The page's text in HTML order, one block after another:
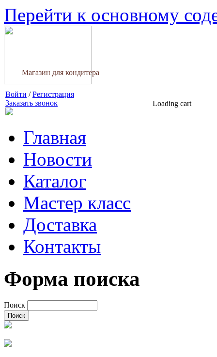
Перейти к основному
Магазин для кондитера
Войти /Регистрация
Заказать звонок
Loading cart
Главная
Новости
Каталог
Мастер класс
Доставка
Контакты
Форма поиска
Поиск